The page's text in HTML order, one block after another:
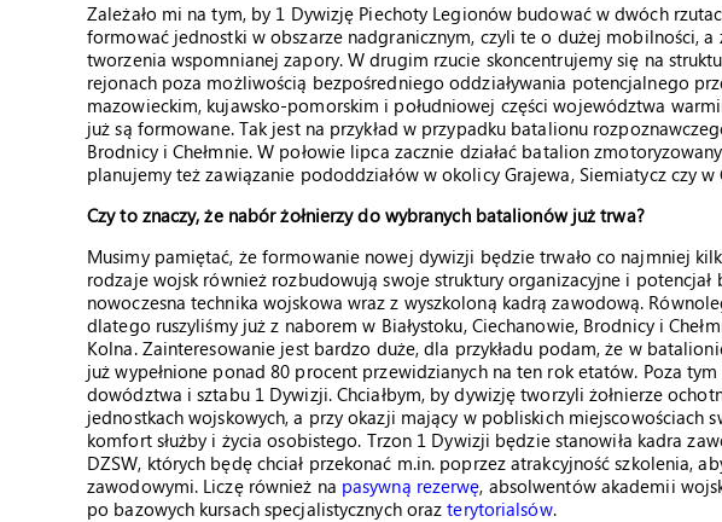
Zależało mi na tym, by 1 Dywizję Piechoty Legionów budować w dwóch
formować jednostki w obszarze nadgranicznym, czyli te o dużej mobilności,
tworzenia wspomnianej zapory. W drugim rzucie skoncentrujemy się na
rejonach poza możliwością bezpośredniego oddziaływania potencjalnego
mazowieckim, kujawsko-pomorskim i południowej części województwa
już są formowane. Tak jest na przykład w przypadku batalionu
Brodnicy i Chełmnie. W połowie lipca zacznie działać batalion
planujemy też zawiązanie pododdziałów w okolicy Grajewa, Siemiatycz czy w
Czy to znaczy, że nabór żołnierzy do wybranych batalionów już trwa?
Musimy pamiętać, że formowanie nowej dywizji będzie trwało co najmniej
rodzaje wojsk również rozbudowują swoje struktury organizacyjne i
nowoczesna technika wojskowa wraz z wyszkoloną kadrą zawodową.
dlatego ruszyliśmy już z naborem w Białystoku, Ciechanowie, Brodnicy i
Kolna. Zainteresowanie jest bardzo duże, dla przykładu podam, że w
już wypełnione ponad 80 procent przewidzianych na ten rok etatów. Poza
dowództwa i sztabu 1 Dywizji. Chciałbym, by dywizję tworzyli żołnierze
jednostkach wojskowych, a przy okazji mający w pobliskich miejscowościach
komfort służby i życia osobistego. Trzon 1 Dywizji będzie stanowiła kadra
DZSW, których będę chciał przekonać m.in. poprzez atrakcyjność szkolenia,
zawodowymi. Liczę również na pasywną rezerwę, absolwentów akademii
po bazowych kursach specjalistycznych orazterytorialsów.